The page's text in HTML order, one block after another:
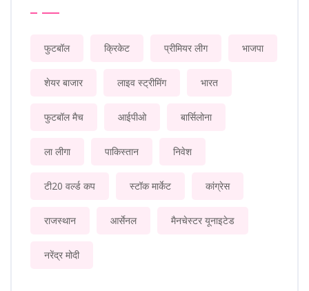
फुटबॉल क्रिकेट प्रीमियर लीग भाजपा
शेयर बाजार लाइव स्ट्रीमिंग भारत
फुटबॉल मैच आईपीओ बार्सिलोना
ला लीगा पाकिस्तान निवेश
टी20 वर्ल्ड कप स्टॉक मार्केट कांग्रेस
राजस्थान आर्सेनल मैनचेस्टर यूनाइटेड
नरेंद्र मोदी